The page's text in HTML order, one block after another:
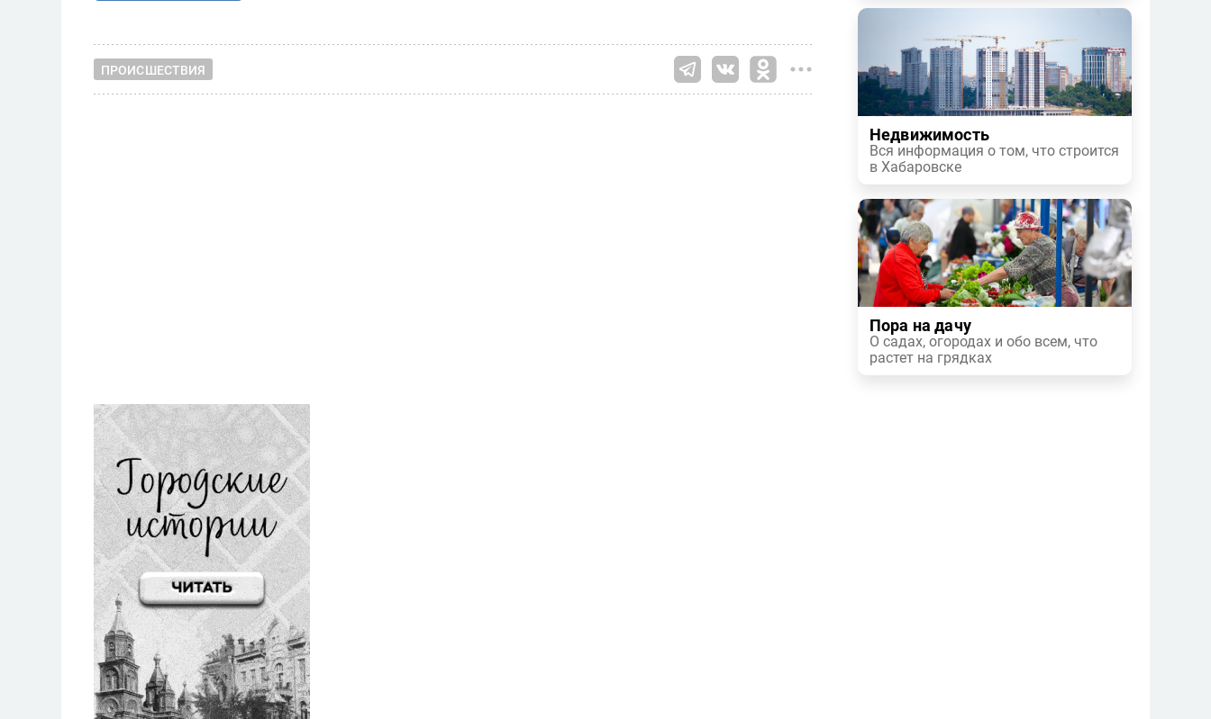
ПРОИСШЕСТВИЯ
Недвижимость
Вся информация о том, что строится
в Хабаровске
Пора на дачу
О садах, огородах и обо всем, что
растет на грядках